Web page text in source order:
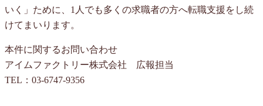
いく」ために、1人でも多くの求職者の方へ転職支援をし続
けてまいります。
本件に関するお問い合わせ
アイムファクトリー株式会社 広報担当
TEL：03-6747-9356